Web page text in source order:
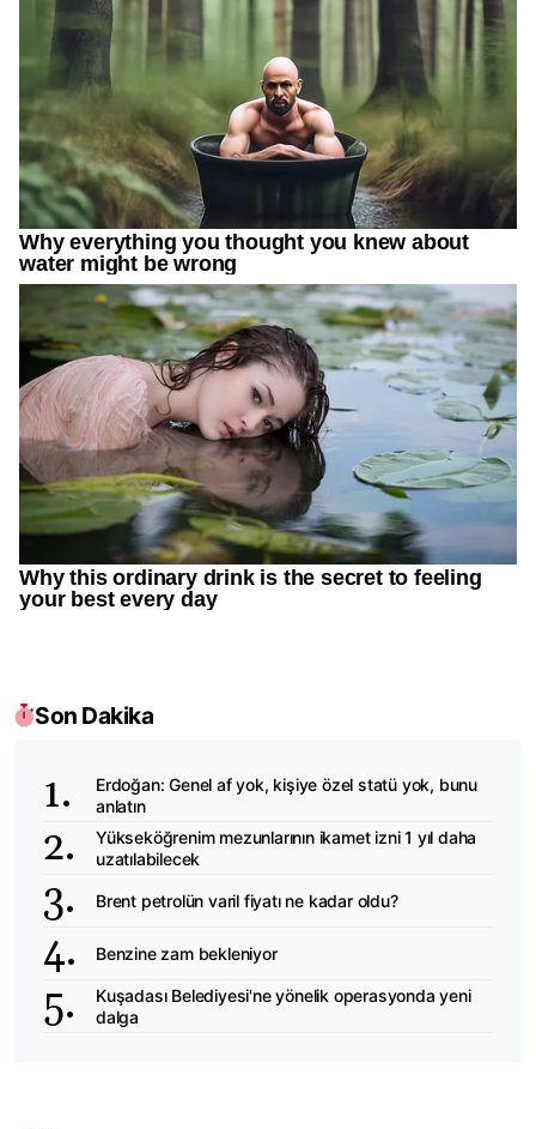
Son Dakika
Erdoğan: Genel af yok, kişiye özel statü yok, bunu
anlatın
Yükseköğrenim mezunlarının ikamet izni 1 yıl daha
uzatılabilecek
Brent petrolün varil fiyatı ne kadar oldu?
Benzine zam bekleniyor
Kuşadası Belediyesi'ne yönelik operasyonda yeni
dalga